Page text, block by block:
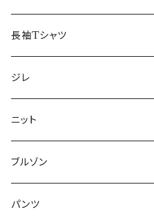
50/XL～
48/L
50/XL～
46/M
48/L
50/XL～
～44/S
46/M
48/L
50/XL～
長袖Tシャツ
～44/S
46/M
48/L
50/XL～
ジレ
～44/S
46/M
48/L
ニット
～44/S
46/M
ブルゾン
～44/S
パンツ